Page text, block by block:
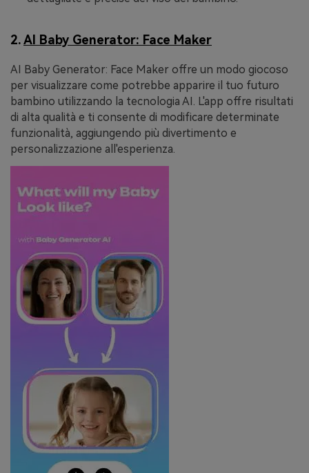
2.AI Baby Generator: Face Maker
AI Baby Generator: Face Maker offre un modo giocoso
per visualizzare come potrebbe apparire il tuo futuro
bambino utilizzando la tecnologia AI. L'app offre risultati
di alta qualità e ti consente di modificare determinate
funzionalità, aggiungendo più divertimento e
personalizzazione all'esperienza.